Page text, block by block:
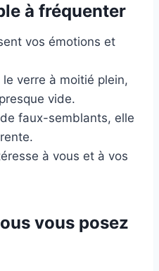
à fréquenter
vos émotions et
le verre à moitié plein,
vide.
faux-semblants, elle
à vous et à vos
vous posez